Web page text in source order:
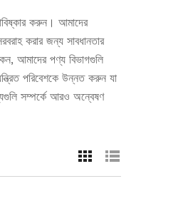
করুন। আমাদের
করার জন্য সাবধানতার
আমাদের পণ্য বিভাগগুলি
পরিবেশকে উন্নত করুন যা
সম্পর্কে আরও অন্বেষণ